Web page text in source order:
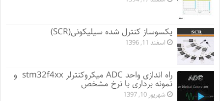
یکسوساز کنترل شده سیلیکونی(SCR)
اسفند 11, 1396
راه اندازی واحد ADC میکروکنترلر stm32f4xx و
نمونه برداری با نرخ مشخص
شهریور 10, 1397